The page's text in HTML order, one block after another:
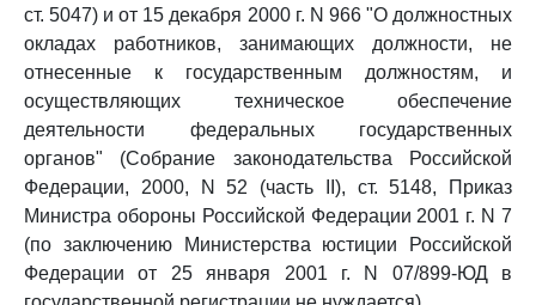
ст. 5047) и от 15 декабря 2000 г. N 966 "О должностных
окладах работников, занимающих должности, не
отнесенные к государственным должностям, и
осуществляющих техническое обеспечение
деятельности федеральных государственных
органов" (Собрание законодательства Российской
Федерации, 2000, N 52 (часть II), ст. 5148, Приказ
Министра обороны Российской Федерации 2001 г. N 7
(по заключению Министерства юстиции Российской
Федерации от 25 января 2001 г. N 07/899-ЮД в